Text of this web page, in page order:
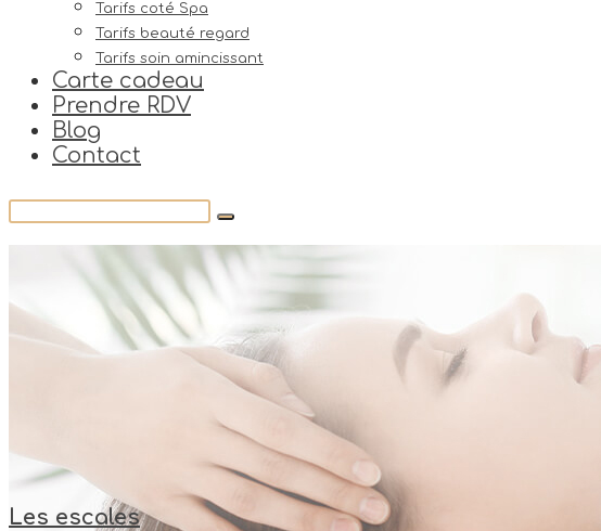
Tarifs coté Spa
Tarifs beauté regard
Tarifs soin amincissant
Carte cadeau
Prendre RDV
Blog
Contact
Les escales